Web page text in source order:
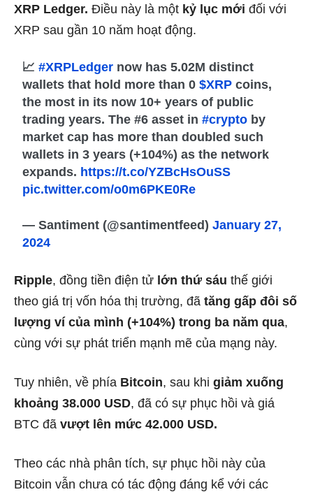
XRP Ledger. Điều này là một kỷ lục mới đối với
XRP sau gần 10 năm hoạt động.
📈#XRPLedger now has 5.02M distinct
wallets that hold more than 0$XRP coins,
the most in its now 10+ years of public
trading years. The #6 asset in#crypto by
market cap has more than doubled such
wallets in 3 years (+104%) as the network
expands. https://t.co/YZBcHsOuSS
pic.twitter.com/o0m6PKE0Re
— Santiment (@santimentfeed)January 27,
2024
Ripple, đồng tiền điện tử lớn thứ sáu thế giới
theo giá trị vốn hóa thị trường, đã tăng gấp đôi số
lượng ví của mình (+104%) trong ba năm qua,
cùng với sự phát triển mạnh mẽ của mạng này.
Tuy nhiên, về phía Bitcoin, sau khi giảm xuống
khoảng 38.000 USD, đã có sự phục hồi và giá
BTC đã vượt lên mức 42.000 USD.
Theo các nhà phân tích, sự phục hồi này của
Bitcoin vẫn chưa có tác động đáng kể với các